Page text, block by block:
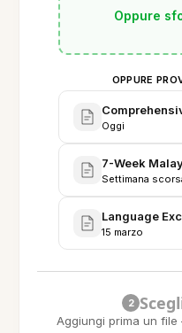
Oppure
OPPURE
Oggi
7-Week
Settimana
Language
15 marzo
2
Aggiungi prima un